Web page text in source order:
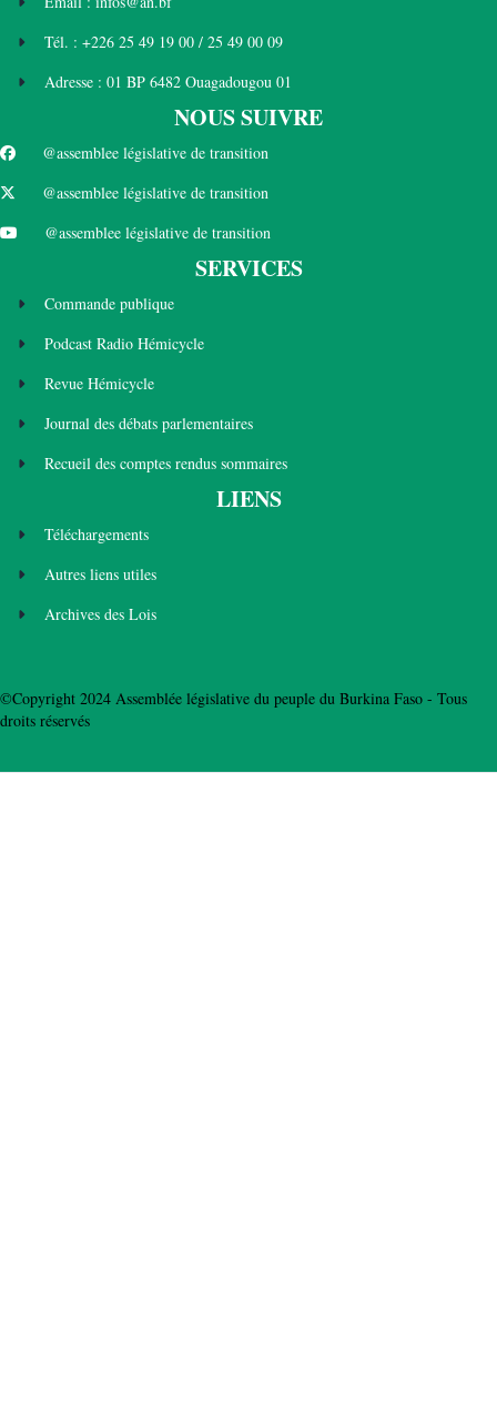
Tél. : +226 25 49 19 00 / 25 49 00 09
Adresse : 01 BP 6482 Ouagadougou 01
NOUS SUIVRE
@assemblee législative de transition
@assemblee législative de transition
@assemblee législative de transition
SERVICES
Commande publique
Podcast Radio Hémicycle
Revue Hémicycle
Journal des débats parlementaires
Recueil des comptes rendus sommaires
LIENS
Téléchargements
Autres liens utiles
Archives des Lois
©Copyright 2024 Assemblée législative du peuple du Burkina Faso - Tous
droits réservés